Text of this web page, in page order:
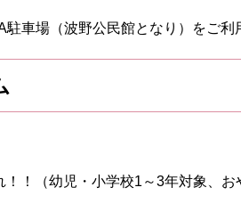
車場（波野公民館となり）をご利
！（幼児・小学校1～3年対象、お